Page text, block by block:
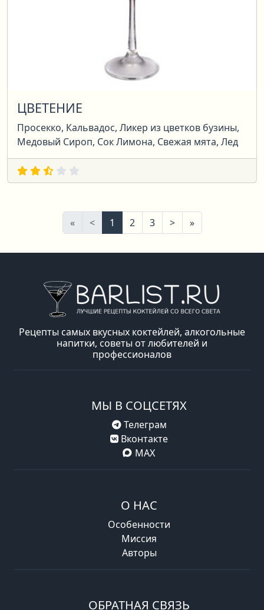
ЦВЕТЕНИЕ
Просекко, Кальвадос, Ликер из цветков бузины,
Медовый Сироп, Сок Лимона, Свежая мята, Лед
«Первая
<Предыдущая
1 2 3 >Следующая
»Последняя
Рецепты самых вкусных коктейлей, алкогольные
напитки, советы от любителей и
профессионалов
МЫ В СОЦСЕТЯХ
Телеграм
Вконтакте
MAX
О НАС
Особенности
Миссия
Авторы
ОБРАТНАЯ СВЯЗЬ